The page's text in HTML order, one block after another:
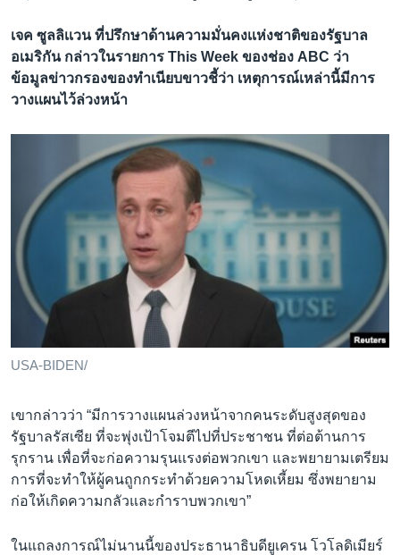
เจค ซูลลิเเวน ที่ปรึกษาด้านความมั่นคงเเห่งชาติของรัฐบาล
อเมริกัน กล่าวในรายการ This Week ของช่อง ABC ว่า
ข้อมูลข่าวกรองของทำเนียบขาวชี้ว่า เหตุการณ์เหล่านี้มีการ
วางเเผนไว้ล่วงหน้า
USA-BIDEN/
เขากล่าวว่า “มีการวางแผนล่วงหน้าจากคนระดับสูงสุดของ
รัฐบาลรัสเซีย ที่จะพุ่งเป้าโจมตีไปที่ประชาชน ที่ต่อต้านการ
รุกราน เพื่อที่จะก่อความรุนเเรงต่อพวกเขา และพยายามเตรียม
การที่จะทำให้ผู้คนถูกกระทำด้วยความโหดเหี้ยม ซึ่งพยายาม
ก่อให้เกิดความกลัวและกำราบพวกเขา”
ในแถลงการณ์ไม่นานนี้ของประธานาธิบดียูเครน โวโลดิเมียร์